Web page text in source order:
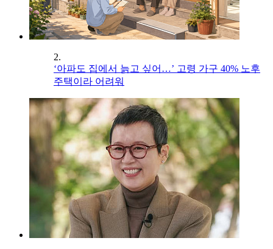
2.
‘아파도 집에서 늙고 싶어…’ 고령 가구 40% 노후
주택이라 어려워